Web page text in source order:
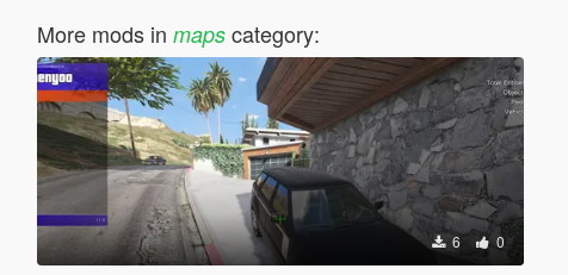
More mods in mapscategory:
6 0